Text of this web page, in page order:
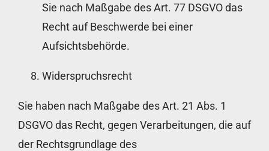
Sie nach Maßgabe des Art. 77 DSGVO das
Recht auf Beschwerde bei einer
Aufsichtsbehörde.
Widerspruchsrecht
Sie haben nach Maßgabe des Art. 21 Abs. 1
DSGVO das Recht, gegen Verarbeitungen, die auf
der Rechtsgrundlage des